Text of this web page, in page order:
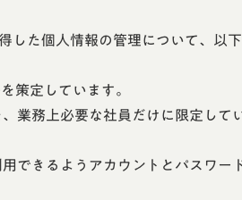
た個人情報の管理について、以
策定しています。
務上必要な社員だけに限定して
できるようアカウントとパスワー